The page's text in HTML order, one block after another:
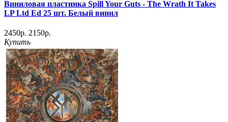
Виниловая пластинка Spill Your Guts - The Wrath It Takes
LP Ltd Ed 25 шт. Белый винил
2450р. 2150р.
Купить